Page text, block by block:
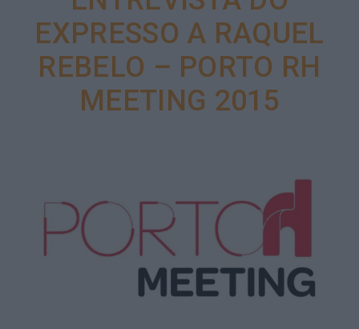
EXPRESSO A RAQUEL
REBELO – PORTO RH
MEETING 2015